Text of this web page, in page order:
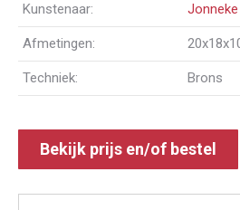
Kunstenaar:
Afmetingen:
Techniek: Brons
Bekijk prijs en/of bestel